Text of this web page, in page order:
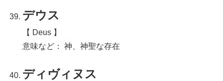
デウス
【 Deus 】
意味など： 神、神聖な存在
ディヴィヌス